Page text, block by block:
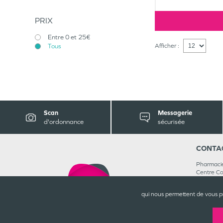
qui nous permettent de vous
PRIX
Entre 0 et 25€
Tous
Afficher :
Scan
d'ordonnance
Messagerie
sécurisée
Centre
02 35